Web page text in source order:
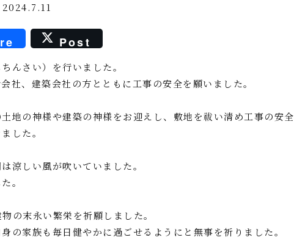
2024.7.11
Post
んさい）を行いました。
社、建築会社の方とともに工事の安全を願いました。
地の神様や建築の神様をお迎えし、敷地を祓い清め工事の安全
した。
涼しい風が吹いていました。
。
の末永い繁栄を祈願しました。
の家族も毎日健やかに過ごせるようにと無事を祈りました。